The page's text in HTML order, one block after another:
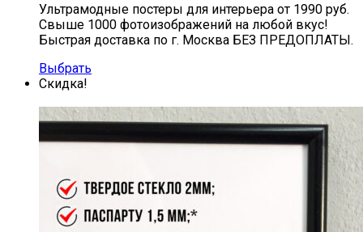
Ультрамодные постеры для интерьера от 1990 руб.
Свыше 1000 фотоизображений на любой вкус!
Быстрая доставка по г. Москва БЕЗ ПРЕДОПЛАТЫ.
Выбрать
Скидка!